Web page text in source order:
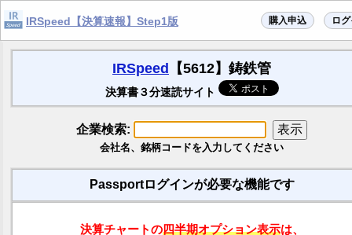
IRSpeed【決算速報】Step1版 ロ
購入申込
IRSpeed 【5612】鋳鉄管
決算書３分速読サイト
企業検索:
会社名、銘柄コードを入力してください
Passportログインが必要な機能です
決算チャートの四半期オプション表示は、